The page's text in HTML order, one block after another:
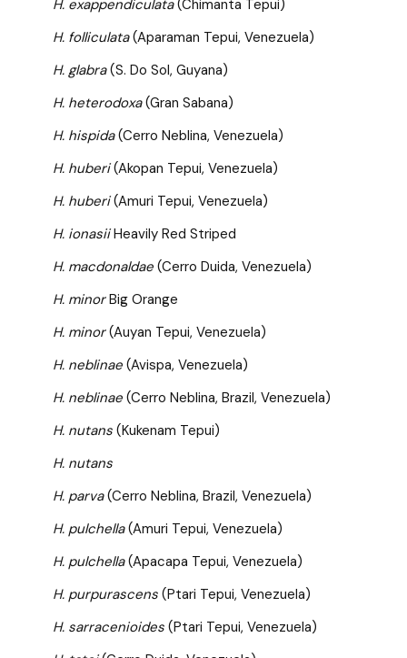
H. exappendiculata(Chimanta Tepui)
H. folliculata(Aparaman Tepui, Venezuela)
H. glabra(S. Do Sol, Guyana)
H. heterodoxa(Gran Sabana)
H. hispida(Cerro Neblina, Venezuela)
H. huberi(Akopan Tepui, Venezuela)
H. huberi(Amuri Tepui, Venezuela)
H. ionasiiHeavily Red Striped
H. macdonaldae(Cerro Duida, Venezuela)
H. minorBig Orange
H. minor(Auyan Tepui, Venezuela)
H. neblinae(Avispa, Venezuela)
H. neblinae(Cerro Neblina, Brazil, Venezuela)
H. nutans(Kukenam Tepui)
H. nutans
H. parva(Cerro Neblina, Brazil, Venezuela)
H. pulchella(Amuri Tepui, Venezuela)
H. pulchella(Apacapa Tepui, Venezuela)
H. purpurascens(Ptari Tepui, Venezuela)
H. sarracenioides(Ptari Tepui, Venezuela)